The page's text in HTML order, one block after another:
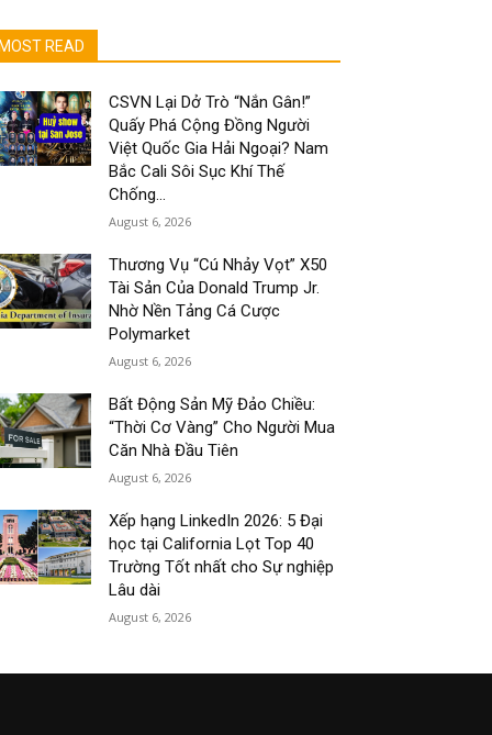
MOST READ
CSVN Lại Dở Trò “Nắn Gân!”
Quấy Phá Cộng Đồng Người
Việt Quốc Gia Hải Ngoại? Nam
Bắc Cali Sôi Sục Khí Thế
Chống...
August 6, 2026
Thương Vụ “Cú Nhảy Vọt” X50
Tài Sản Của Donald Trump Jr.
Nhờ Nền Tảng Cá Cược
Polymarket
August 6, 2026
Bất Động Sản Mỹ Đảo Chiều:
“Thời Cơ Vàng” Cho Người Mua
Căn Nhà Đầu Tiên
August 6, 2026
Xếp hạng LinkedIn 2026: 5 Đại
học tại California Lọt Top 40
Trường Tốt nhất cho Sự nghiệp
Lâu dài
August 6, 2026